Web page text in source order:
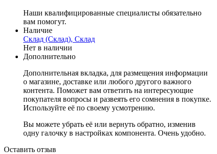
Наши квалифицированные специалисты обязательно
вам помогут.
Наличие
Склад (Склад), Склад
Нет в наличии
Дополнительно
Дополнительная вкладка, для размещения информации
о магазине, доставке или любого другого важного
контента. Поможет вам ответить на интересующие
покупателя вопросы и развеять его сомнения в покупке.
Используйте её по своему усмотрению.
Вы можете убрать её или вернуть обратно, изменив
одну галочку в настройках компонента. Очень удобно.
Оставить отзыв